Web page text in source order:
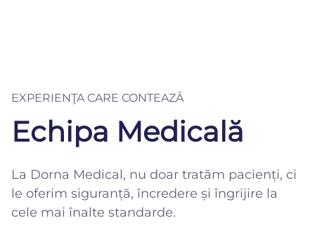
EXPERIENŢA CARE CONTEAZĂ
Echipa Medicală
La Dorna Medical, nu doar tratăm pacienți, ci
le oferim siguranță, încredere și îngrijire la
cele mai înalte standarde.